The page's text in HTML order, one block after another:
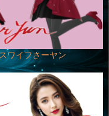
ワイフさーヤン